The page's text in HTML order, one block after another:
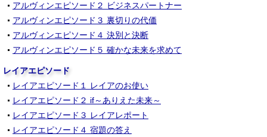
アルヴィンエピソード２ ビジネスパートナー
アルヴィンエピソード３ 裏切りの代価
アルヴィンエピソード４ 決別と決断
アルヴィンエピソード５ 確かな未来を求めて
レイアエピソード
レイアエピソード１ レイアのお使い
レイアエピソード２ if～ありえた未来～
レイアエピソード３ レイアレポート
レイアエピソード４ 宿題の答え